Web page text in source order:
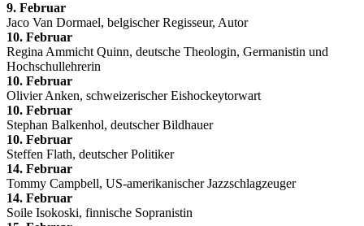
9. Februar
Jaco Van Dormael, belgischer Regisseur, Autor
10. Februar
Regina Ammicht Quinn, deutsche Theologin, Germanistin und
Hochschullehrerin
10. Februar
Olivier Anken, schweizerischer Eishockeytorwart
10. Februar
Stephan Balkenhol, deutscher Bildhauer
10. Februar
Steffen Flath, deutscher Politiker
14. Februar
Tommy Campbell, US-amerikanischer Jazzschlagzeuger
14. Februar
Soile Isokoski, finnische Sopranistin